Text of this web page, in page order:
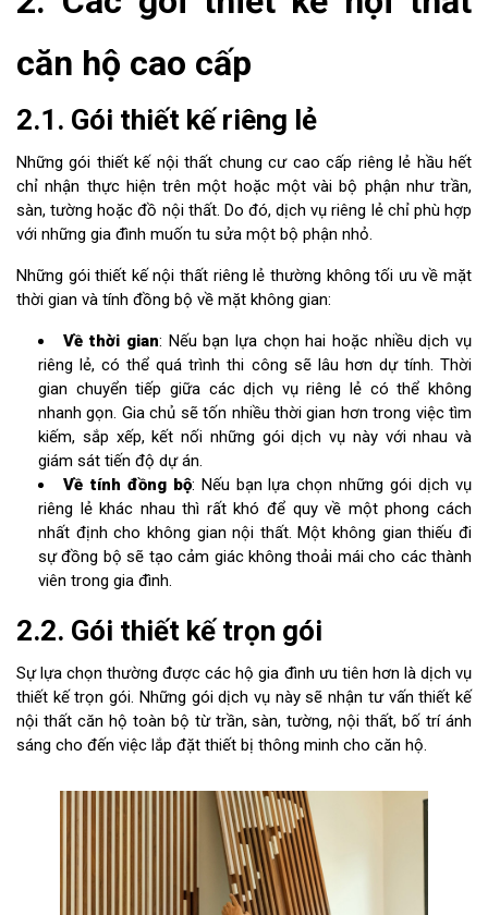
căn hộ cao cấp
2.1. Gói thiết kế riêng lẻ
Những gói thiết kế nội thất chung cư cao cấp riêng lẻ hầu hết
chỉ nhận thực hiện trên một hoặc một vài bộ phận như trần,
sàn, tường hoặc đồ nội thất. Do đó, dịch vụ riêng lẻ chỉ phù hợp
với những gia đình muốn tu sửa một bộ phận nhỏ.
Những gói thiết kế nội thất riêng lẻ thường không tối ưu về mặt
thời gian và tính đồng bộ về mặt không gian:
Về thời gian: Nếu bạn lựa chọn hai hoặc nhiều dịch vụ
riêng lẻ, có thể quá trình thi công sẽ lâu hơn dự tính. Thời
gian chuyển tiếp giữa các dịch vụ riêng lẻ có thể không
nhanh gọn. Gia chủ sẽ tốn nhiều thời gian hơn trong việc tìm
kiếm, sắp xếp, kết nối những gói dịch vụ này với nhau và
giám sát tiến độ dự án.
Về tính đồng bộ: Nếu bạn lựa chọn những gói dịch vụ
riêng lẻ khác nhau thì rất khó để quy về một phong cách
nhất định cho không gian nội thất. Một không gian thiếu đi
sự đồng bộ sẽ tạo cảm giác không thoải mái cho các thành
viên trong gia đình.
2.2. Gói thiết kế trọn gói
Sự lựa chọn thường được các hộ gia đình ưu tiên hơn là dịch vụ
thiết kế trọn gói. Những gói dịch vụ này sẽ nhận tư vấn thiết kế
nội thất căn hộ toàn bộ từ trần, sàn, tường, nội thất, bố trí ánh
sáng cho đến việc lắp đặt thiết bị thông minh cho căn hộ.